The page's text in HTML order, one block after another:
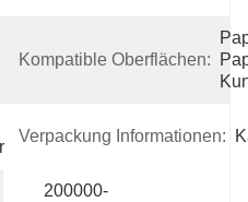
Kompatible Oberflächen:
Verpackung Informationen:
200000-